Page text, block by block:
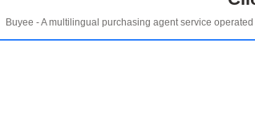
Buyee - A multilingual purchasing agent service